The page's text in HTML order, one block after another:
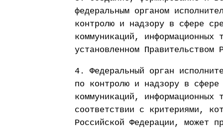
федеральным органом
контролю и надзору в сфере
коммуникаций,
установленном Правительством
4. Федеральный орган
по контролю и надзору в сфере
коммуникаций,
соответствии с критериями,
Российской Федерации, может